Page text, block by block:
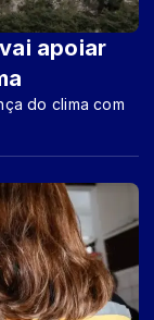
apoiar
do clima com